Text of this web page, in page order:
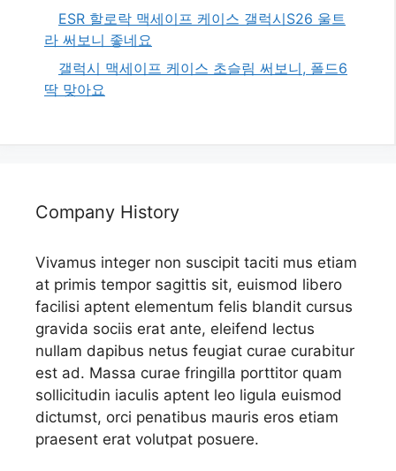
ESR 할로락 맥세이프 케이스 갤럭시S26 울트
라 써보니 좋네요
갤럭시 맥세이프 케이스 초슬림 써보니, 폴드6
딱 맞아요
Company History
Vivamus integer non suscipit taciti mus etiam
at primis tempor sagittis sit, euismod libero
facilisi aptent elementum felis blandit cursus
gravida sociis erat ante, eleifend lectus
nullam dapibus netus feugiat curae curabitur
est ad. Massa curae fringilla porttitor quam
sollicitudin iaculis aptent leo ligula euismod
dictumst, orci penatibus mauris eros etiam
praesent erat volutpat posuere.